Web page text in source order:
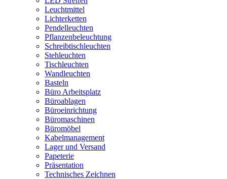
Leuchtmittel
Lichterketten
Pendelleuchten
Pflanzenbeleuchtung
Schreibtischleuchten
Stehleuchten
Tischleuchten
Wandleuchten
Basteln
Büro Arbeitsplatz
Büroablagen
Büroeinrichtung
Büromaschinen
Büromöbel
Kabelmanagement
Lager und Versand
Papeterie
Präsentation
Technisches Zeichnen